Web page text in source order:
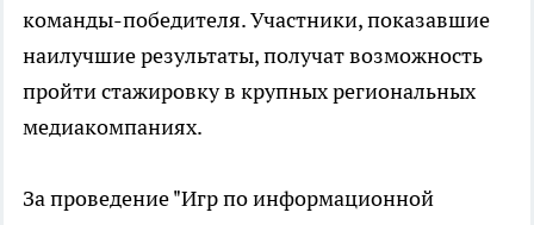
команды-победителя. Участники, показавшие
наилучшие результаты, получат возможность
пройти стажировку в крупных региональных
медиакомпаниях.
За проведение "Игр по информационной